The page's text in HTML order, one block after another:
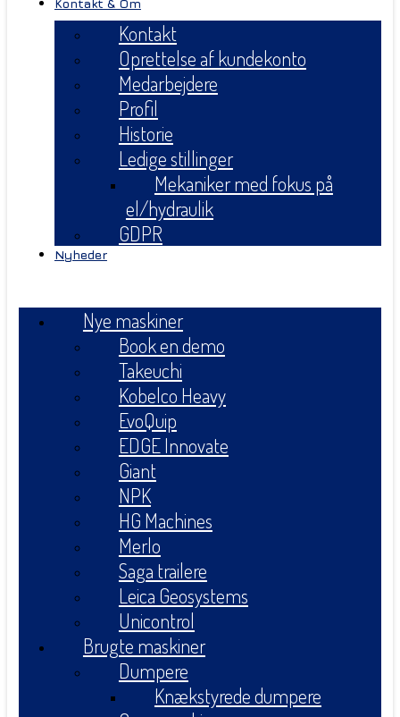
Kontakt & Om
Kontakt
Oprettelse af kundekonto
Medarbejdere
Profil
Historie
Ledige stillinger
Mekaniker med fokus på
el/hydraulik
GDPR
Nyheder
Nye maskiner
Book en demo
Takeuchi
Kobelco Heavy
EvoQuip
EDGE Innovate
Giant
NPK
HG Machines
Merlo
Saga trailere
Leica Geosystems
Unicontrol
Brugte maskiner
Dumpere
Knækstyrede dumpere